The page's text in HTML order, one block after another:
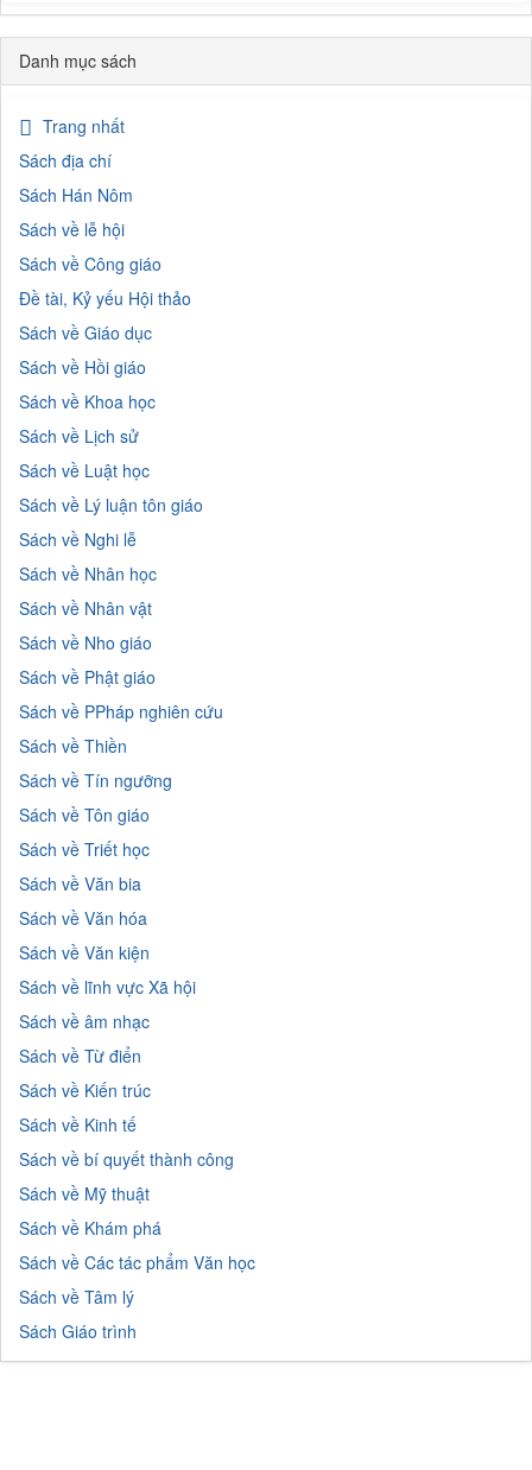
Danh mục sách
Trang nhất
Sách địa chí
Sách Hán Nôm
Sách về lễ hội
Sách về Công giáo
Đề tài, Kỷ yếu Hội thảo
Sách về Giáo dục
Sách về Hồi giáo
Sách về Khoa học
Sách về Lịch sử
Sách về Luật học
Sách về Lý luận tôn giáo
Sách về Nghi lễ
Sách về Nhân học
Sách về Nhân vật
Sách về Nho giáo
Sách về Phật giáo
Sách về PPháp nghiên cứu
Sách về Thiền
Sách về Tín ngưỡng
Sách về Tôn giáo
Sách về Triết học
Sách về Văn bia
Sách về Văn hóa
Sách về Văn kiện
Sách về lĩnh vực Xã hội
Sách về âm nhạc
Sách về Từ điển
Sách về Kiến trúc
Sách về Kinh tế
Sách về bí quyết thành công
Sách về Mỹ thuật
Sách về Khám phá
Sách về Các tác phẩm Văn học
Sách về Tâm lý
Sách Giáo trình